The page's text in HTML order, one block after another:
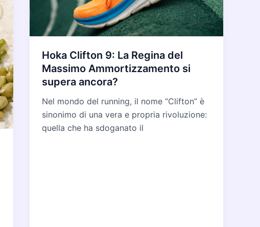
Hoka Clifton 9: La Regina del
Massimo Ammortizzamento si
supera ancora?
Nel mondo del running, il nome “Clifton” è
sinonimo di una vera e propria rivoluzione:
quella che ha sdoganato il